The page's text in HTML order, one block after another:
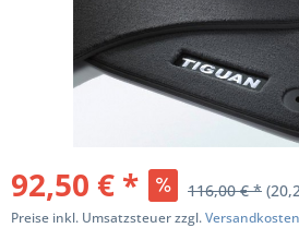
92,50 € * 116,00 € *
Preise inkl. Umsatzsteuer zzgl.Versandkosten